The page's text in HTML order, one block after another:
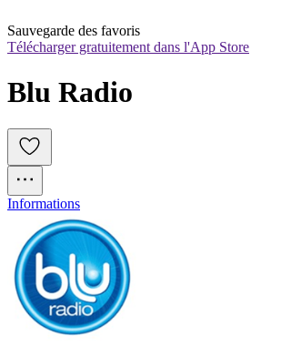
Sauvegarde des favoris
Télécharger gratuitement dans l'App Store
Blu Radio
Informations